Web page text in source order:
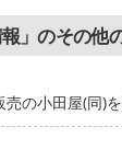
」のその他
売の小田屋(同